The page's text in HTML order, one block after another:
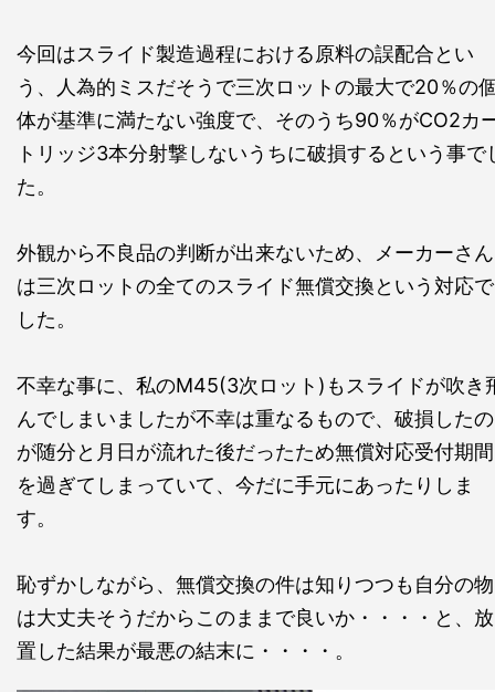
今回はスライド製造過程における原料の誤配合とい
う、人為的ミスだそうで三次ロットの最大で20％の
体が基準に満たない強度で、そのうち90％がCO2カ
トリッジ3本分射撃しないうちに破損するという事で
た。
外観から不良品の判断が出来ないため、メーカーさん
は三次ロットの全てのスライド無償交換という対応で
した。
不幸な事に、私のM45(3次ロット)もスライドが吹き
んでしまいましたが不幸は重なるもので、破損したの
が随分と月日が流れた後だったため無償対応受付期間
を過ぎてしまっていて、今だに手元にあったりしま
す。
恥ずかしながら、無償交換の件は知りつつも自分の物
は大丈夫そうだからこのままで良いか・・・・と、放
置した結果が最悪の結末に・・・・。